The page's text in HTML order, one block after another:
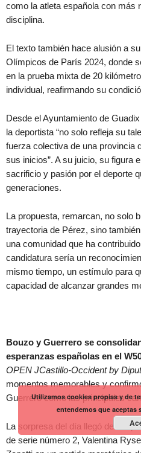
como la atleta española con más
disciplina.
El texto también hace alusión a
Olímpicos de París 2024, donde
en la prueba mixta de 20
individual, reafirmando su
Desde el Ayuntamiento de
la deportista “no solo refleja su
fuerza colectiva de una provincia
sus inicios”. A su juicio, su figura
sacrificio y pasión por el deporte
generaciones.
La propuesta, remarcan, no solo
trayectoria de Pérez, sino
una comunidad que ha
candidatura sería un
mismo tiempo, un estímulo para
capacidad de alcanzar grandes
Bouzo y Guerrero se
esperanzas españolas en el
OPEN JCastillo-Occident by
momentos memorables y
Guerrero como las principales
La sorpresa del día llegó desde
de serie número 2, Valentina
Utilizamos cookies propias y de
entendemos que aceptas